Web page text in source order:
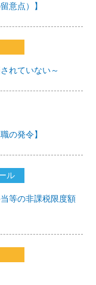
意点）】
れていない～
の発令】
ル
等の非課税限度額